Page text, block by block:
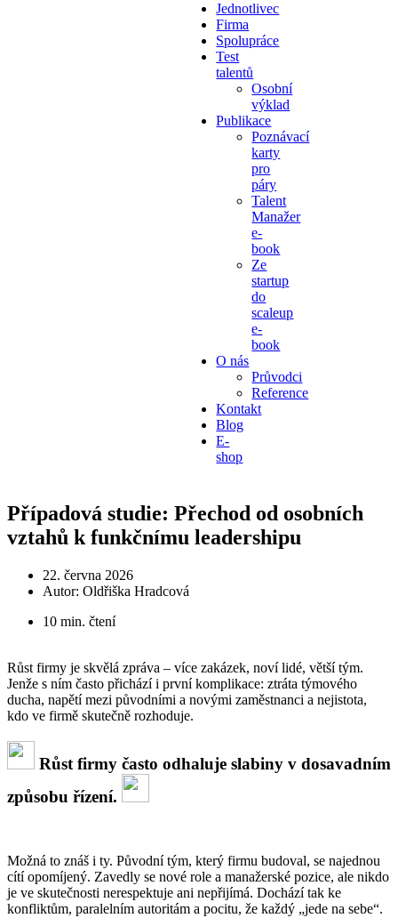
Jednotlivec
Firma
Spolupráce
Test
talentů
Osobní
výklad
Publikace
Poznávací
karty
pro
páry
Talent
Manažer
e-
book
Ze
startup
do
scaleup
e-
book
O nás
Průvodci
Reference
Kontakt
Blog
E-
shop
Případová studie: Přechod od osobních
vztahů k funkčnímu leadershipu
22. června 2026
Autor: Oldřiška Hradcová
10 min. čtení
Růst firmy je skvělá zpráva – více zakázek, noví lidé, větší tým.
Jenže s ním často přichází i první komplikace: ztráta týmového
ducha, napětí mezi původními a novými zaměstnanci a nejistota,
kdo ve firmě skutečně rozhoduje.
Růst firmy často odhaluje slabiny v dosavadním
způsobu řízení.
Možná to znáš i ty. Původní tým, který firmu budoval, se najednou
cítí opomíjený. Zavedly se nové role a manažerské pozice, ale nikdo
je ve skutečnosti nerespektuje ani nepřijímá. Dochází tak ke
konfliktům, paralelním autoritám a pocitu, že každý „jede na sebe“.